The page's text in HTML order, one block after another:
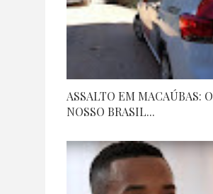
ASSALTO EM MACAÚBAS: O
NOSSO BRASIL...